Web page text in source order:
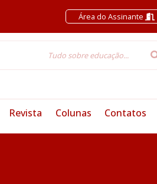
Área do Assinante
Revista Colunas Contatos